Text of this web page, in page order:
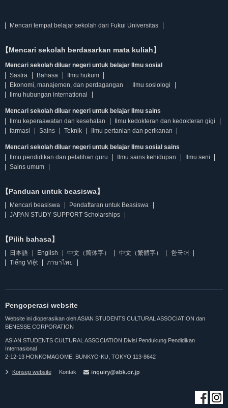
Mencari tempat belajar sekolah dari Fukui Universitas
【Mencari sekolah berdasarkan mata kuliah】
Mencari sekolah diluar negeri untuk belajar Ilmu sosial
Sastra
Bahasa
Ilmu hukum
Ekonomi, manajemen, dan perdagangan
Ilmu sosiologi
Ilmu hubungan international
Mencari sekolah diluar negeri untuk belajar Ilmu sains
Ilmu keperaawatan dan kesehatan
Ilmu kedokteran dan kedokteran gigi
farmasi
Sains Teknik Ilmu pertanian dan perikanan
Mencari sekolah diluar negeri untuk belajar Ilmu sosial sains
Ilmu pendidikan dan pelatihan guru
Ilmu sains kehidupan
Ilmu seni
Sains umum
【Panduan untuk beasiswa】
Mencari beasiswa
Pendaftaran untuk Beasiswa
JAPAN STUDY SUPPORT Scholarships
【Pilih bahasa】
日本語 English 中文（简体字） 中文（繁體字）
한국어
Tiếng Việt
ภาษาไทย
Pengoperasi website
Website ini dioperasikan oleh ASIAN STUDENTS CULTURAL ASSOCIATION dan
BENESSE CORPORATION
ASIAN STUDENTS CULTURAL ASSOCIATION Divisi Pendukung Pendidikan
Internasional
2-12-13 HONKOMAGOME, BUNKYO-KU, TOKYO 113-8642
Konsep website Kontak